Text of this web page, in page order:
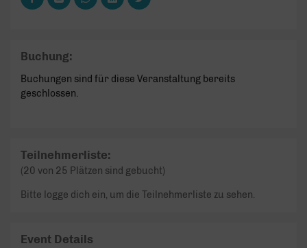
Buchung:
Buchungen sind für diese Veranstaltung bereits
geschlossen.
Teilnehmerliste:
(20 von 25 Plätzen sind gebucht)
Bitte logge dich ein, um die Teilnehmerliste zu sehen.
Event Details